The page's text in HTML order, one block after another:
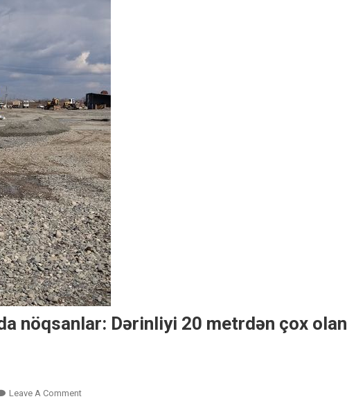
nöqsanlar: Dərinliyi 20 metrdən çox olan
Leave A CommentOn